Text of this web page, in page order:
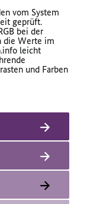
vom System
geprüft.
bei der
die Werte im
leicht
und Farben